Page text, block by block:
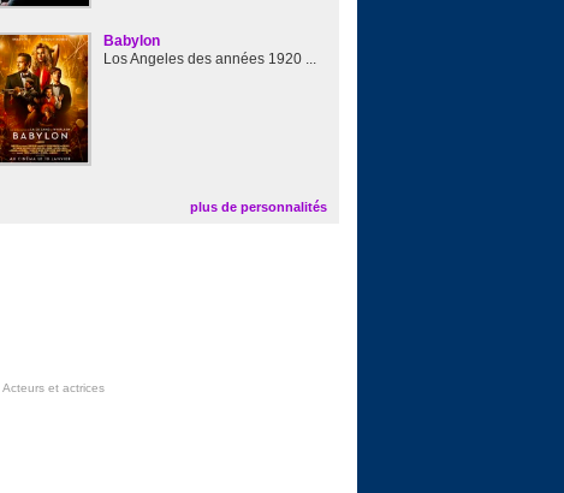
Babylon
Los Angeles des années 1920 ...
plus de personnalités
Acteurs et actrices